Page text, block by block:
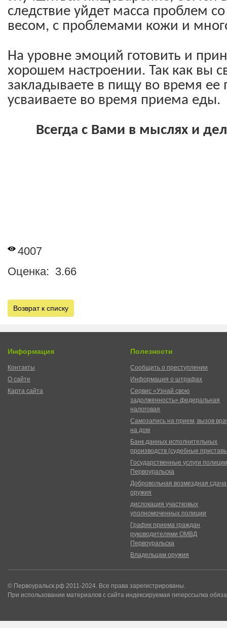
следствие уйдет масса проблем
весом, с проблемами кожи и
На уровне эмоций готовить и
хорошем настроении. Так как вы
закладываете в пищу во время ее
усваиваете во время приема еды.
Всегда с Вами в мыслях и
4007
Оценка: 3.66
Возврат к списку
Информация
Контакты
О сайте
Карта сайта
Полезности
Сообщить о преступлении
Информация о штрафах
Сервис «Узнай свою
задолженность» федеральная
налоговая
Самозапись на прием, вызов
на дом
Банк данных исполнительных
производств (судебные
Государственные услуги
Первоуральска
Добровольная возмездная сдача
оружия
дислокация участковых
уполномоченных полиции
График приема граждан
руководителями ОМВД
Первоуральска
Владельцам оружия
© Первоуральск.рф 2011-2024. Все права зарегистрированы.
При использовании материалов с сайта индексируемая гиперссылка